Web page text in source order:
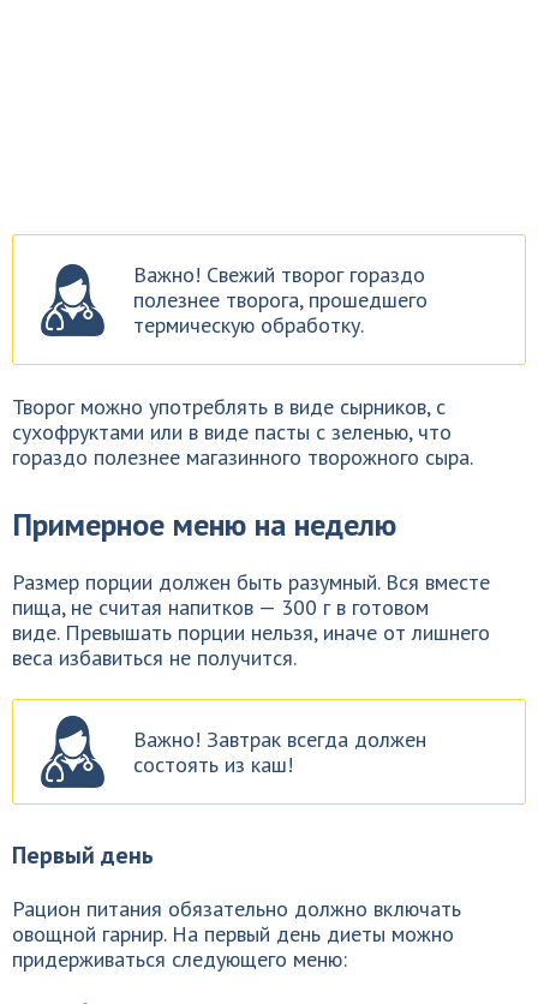
Важно! Свежий творог гораздо
полезнее творога, прошедшего
термическую обработку.
Творог можно употреблять в виде сырников, с
сухофруктами или в виде пасты с зеленью, что
гораздо полезнее магазинного творожного сыра.
Примерное меню на неделю
Размер порции должен быть разумный. Вся вместе
пища, не считая напитков — 300 г в готовом
виде. Превышать порции нельзя, иначе от лишнего
веса избавиться не получится.
Важно! Завтрак всегда должен
состоять из каш!
Первый день
Рацион питания обязательно должно включать
овощной гарнир. На первый день диеты можно
придерживаться следующего меню: